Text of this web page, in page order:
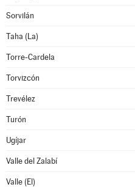
Sorvilán
Taha (La)
Torre-Cardela
Torvizcón
Trevélez
Turón
Ugíjar
Valle del Zalabí
Valle (El)